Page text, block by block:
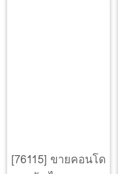
[76115] ขายคอนโด